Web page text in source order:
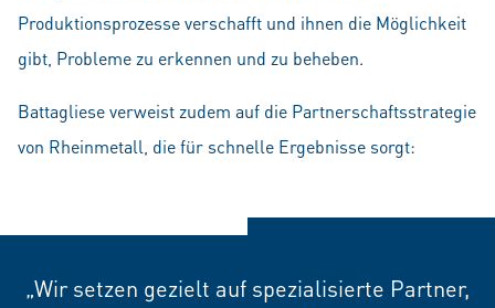
Produktionsprozesse verschafft und ihnen die Möglichkeit
gibt, Probleme zu erkennen und zu beheben.
Battagliese verweist zudem auf die Partnerschaftsstrategie
von Rheinmetall, die für schnelle Ergebnisse sorgt:
„Wir setzen gezielt auf spezialisierte Partner,